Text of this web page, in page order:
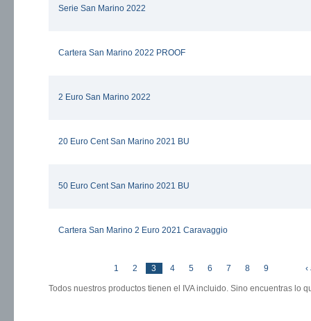
Serie San Marino 2022
Cartera San Marino 2022 PROOF
2 Euro San Marino 2022
20 Euro Cent San Marino 2021 BU
50 Euro Cent San Marino 2021 BU
Cartera San Marino 2 Euro 2021 Caravaggio
1 2 3 4 5 6 7 8 9 «
Todos nuestros productos tienen el IVA incluido. Sino encuentras lo